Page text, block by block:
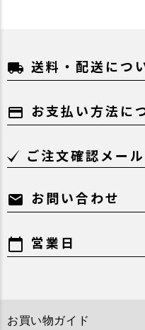
local_shipping 送料・配送につ
payment お支払い方法に
ご注文確認メール
mail お問い合わせ
calendar_today 営業日
お買い物ガイド